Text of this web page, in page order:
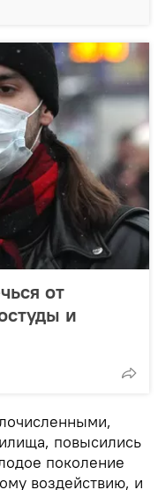
от
и
повысились
поколение
воздействию, и